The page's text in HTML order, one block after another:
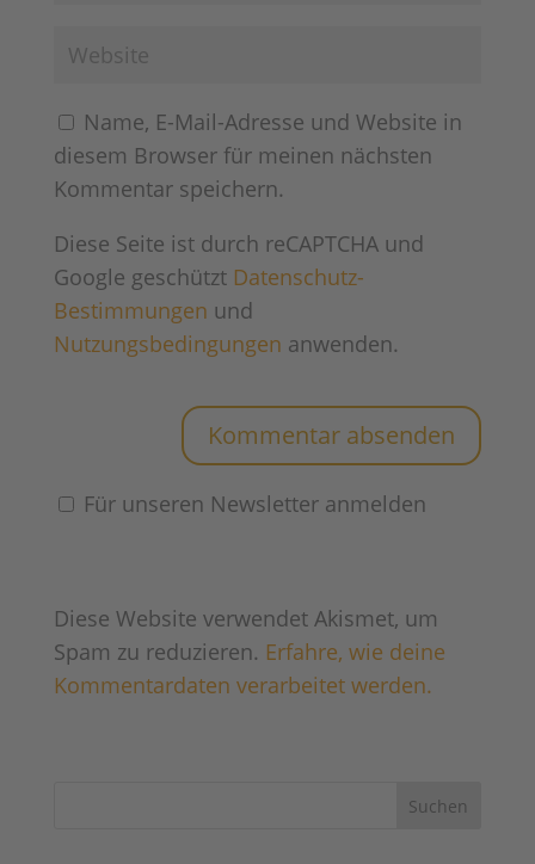
Name, E-Mail-Adresse und Website in
diesem Browser für meinen nächsten
Kommentar speichern.
Diese Seite ist durch reCAPTCHA und
Google geschützt Datenschutz-
Bestimmungen und
Nutzungsbedingungen anwenden.
Für unseren Newsletter anmelden
Diese Website verwendet Akismet, um
Spam zu reduzieren. Erfahre, wie deine
Kommentardaten verarbeitet werden.